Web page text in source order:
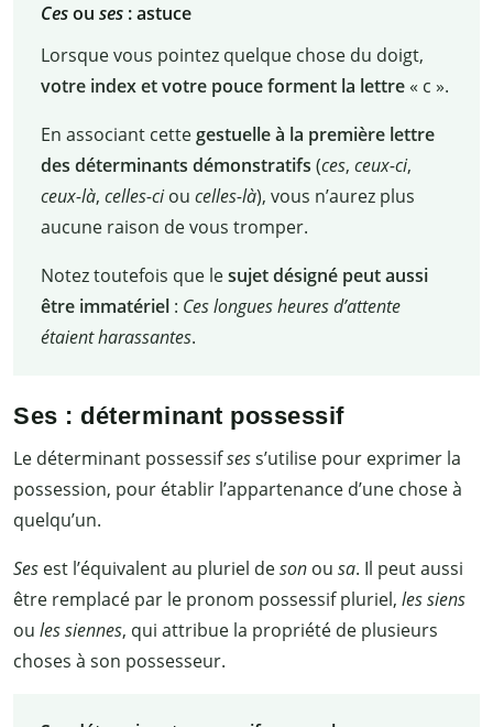
Cesou ses: astuce
Lorsque vous pointez quelque chose du doigt,
votre index et votre pouce forment la lettre« c ».
En associant cettegestuelle à la première lettre
des déterminants démonstratifs (ces, ceux-ci,
ceux-là, celles-ciou celles-là), vous n’aurez plus
aucune raison de vous tromper.
Notez toutefois que lesujet désigné peut aussi
être immatériel : Ceslongues heures d’attente
étaient harassantes.
Ses : déterminant possessif
Le déterminant possessifsess’utilise pour exprimer la
possession, pour établir l’appartenance d’une chose à
quelqu’un.
Ses est l’équivalent au pluriel deson ou sa. Il peut aussi
être remplacé par le pronom possessif pluriel, les siens
ou les siennes, qui attribue la propriété de plusieurs
choses à son possesseur.